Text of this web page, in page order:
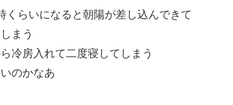
くらいになると朝陽が差し込んできて
まう
冷房入れて二度寝してしまう
のかなあ